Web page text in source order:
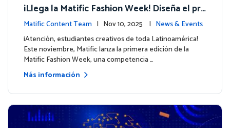
¡Llega la Matific Fashion Week! Diseña el pró
ximo look de nuestros personajes
Matific Content Team | Nov 10, 2025 | News & Events
¡Atención, estudiantes creativos de toda Latinoamérica!
Este noviembre, Matific lanza la primera edición de la
Matific Fashion Week, una competencia …
Más información